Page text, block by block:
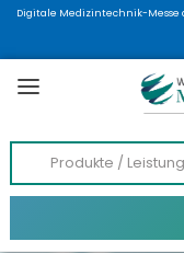
Digitale Medizintechnik-Messe